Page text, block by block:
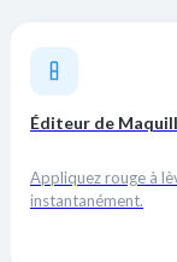
Éditeur de
Appliquez rouge à
instantanément.